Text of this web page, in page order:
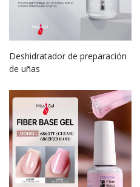
Deshidratador de preparación
de uñas